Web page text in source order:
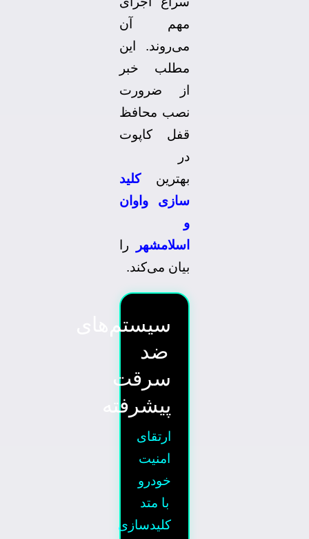
مهم آن
می‌روند. این
مطلب خبر
از ضرورت
نصب محافظ
قفل کاپوت
در
بهترین
کلید
سازی واوان
و
اسلامشهر
را
بیان می‌کند.
سیستم‌های
ضد
سرقت
پیشرفته
ارتقای
امنیت
خودرو
با متد
کلیدسازی